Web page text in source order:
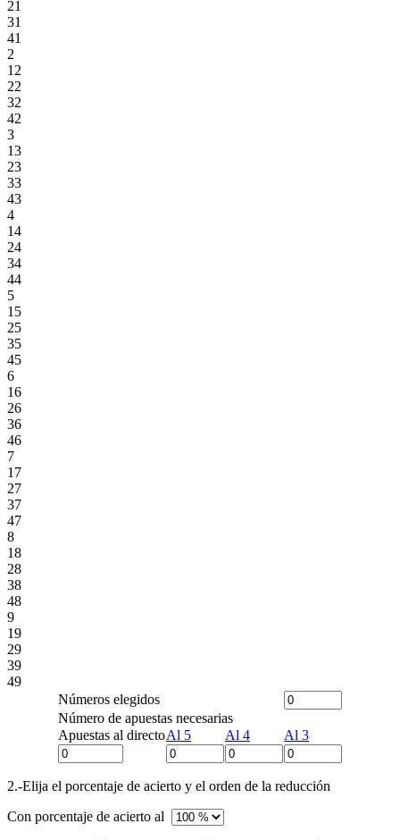
21
31
41
2
12
22
32
42
3
13
23
33
43
4
14
24
34
44
5
15
25
35
45
6
16
26
36
46
7
17
27
37
47
8
18
28
38
48
9
19
29
39
49
Números elegidos
Número de apuestas necesarias
Apuestas al directoAl 5 Al 4 Al 3
2.-Elija el porcentaje de acierto y el orden de la reducción
Con porcentaje de acierto al